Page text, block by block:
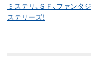
ミステリ、ＳＦ、ファン
ステリーズ！